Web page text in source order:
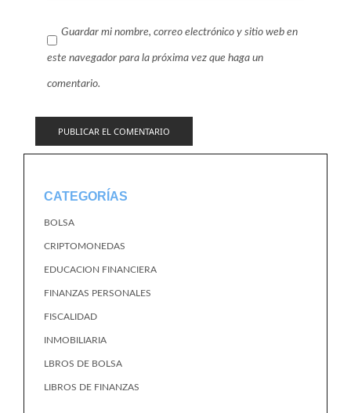
Guardar mi nombre, correo electrónico y sitio web en
este navegador para la próxima vez que haga un
comentario.
CATEGORÍAS
BOLSA
CRIPTOMONEDAS
EDUCACION FINANCIERA
FINANZAS PERSONALES
FISCALIDAD
INMOBILIARIA
LBROS DE BOLSA
LIBROS DE FINANZAS